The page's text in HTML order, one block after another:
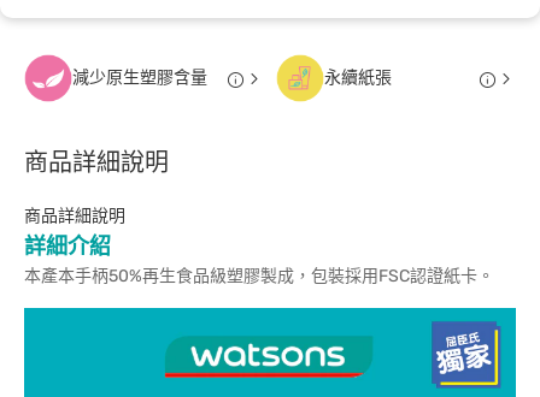
減少原生塑膠含量 永續紙張
商品詳細說明
商品詳細說明
詳細介紹
本產本手柄50%再生食品級塑膠製成，包裝採用FSC認證紙卡。